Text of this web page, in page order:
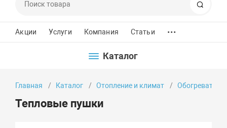
Акции Услуги Компания Статьи ...
Каталог
Главная Каталог Отопление и климат Обогреватели
Тепловые пушки